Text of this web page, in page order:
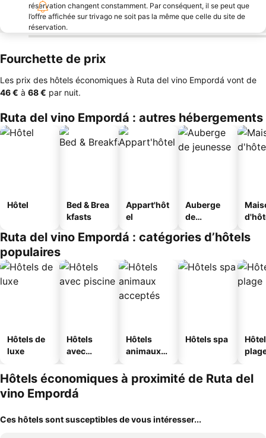
réservation changent constamment. Par conséquent, il se peut que
l’offre affichée sur trivago ne soit pas la même que celle du site de
réservation.
Fourchette de prix
Les prix des hôtels économiques à Ruta del vino Empordá vont de
‎46 € à ‎68 € par nuit.
Ruta del vino Empordá : autres hébergements
Hôtel
Bed & Brea
kfasts
Appart'hôt
el
Auberge
de
Ruta del vino Empordá : catégories d’hôtels
populaires
Hôtels de
luxe
Hôtels
avec
Hôtels
animaux
Hôtels spa
Hôtels économiques à proximité de Ruta del
vino Empordá
Ces hôtels sont susceptibles de vous intéresser...